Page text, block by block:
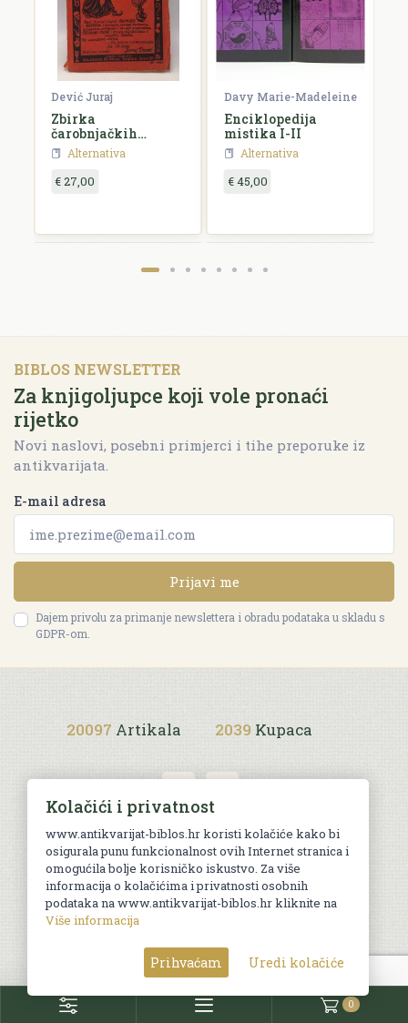
Dević Juraj
Zbirka
čarobnjačkih
vještina
Alternativa
€ 27,00
Davy Marie-Madeleine
Enciklopedija
mistika I-II
Alternativa
€ 45,00
BIBLOS NEWSLETTER
Za knjigoljupce koji vole pronaći
rijetko
Novi naslovi, posebni primjerci i tihe preporuke iz
antikvarijata.
E-mail adresa
Prijavi me
Dajem privolu za primanje newslettera i obradu podataka u skladu s
GDPR-om.
20097 Artikala 2039 Kupaca
Uvjeti kupnje
© Sva prava pridržana. Web by
0
Kolačići i privatnost
www.antikvarijat-biblos.hr koristi kolačiće kako bi
osigurala punu funkcionalnost ovih Internet stranica i
omogućila bolje korisničko iskustvo. Za više
informacija o kolačićima i privatnosti osobnih
podataka na www.antikvarijat-biblos.hr kliknite na
Više informacija
Prihvaćam Uredi kolačiće